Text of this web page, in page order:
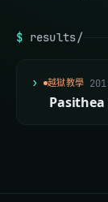
$ results/
越獄教學
Pasithea